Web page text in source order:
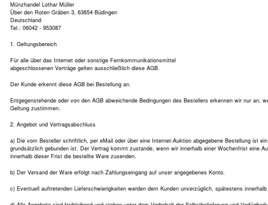
Münzhandel Lothar Müller
Über den Roten Gräben 3, 63654 Büdingen
Deutschland
Tel.: 06042 - 953087
1. Geltungsbereich
Für alle über das Internet oder sonstige Fernkommunikationsmittel
abgeschlossenen Verträge gelten ausschließlich diese AGB.
Der Kunde erkennt diese AGB bei Bestellung an.
Entgegenstehende oder von den AGB abweichende Bedingungen des Bestellers erkennen wir nur an,
Geltung zustimmen.
2. Angebot und Vertragsabschluss
a) Die vom Besteller schriftlich, per eMail oder über eine Internet-Auktion abgegebene Bestellung ist
grundsätzlich gebunden ist. Der Vertrag kommt zustande, wenn wir innerhalb einer Wochenfrist eine
innerhalb dieser Frist die bestellte Ware zusenden.
b) Der Versand der Ware erfolgt nach Zahlungseingang auf unser angegebenes Konto.
c) Eventuell auftretenden Lieferschwierigkeiten werden dem Kunden unverzüglich, spätestens